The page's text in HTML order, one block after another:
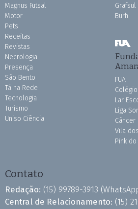
Magnus Futsal
Motor
Pets
Receitas
Revistas
Necrologia
Presença
São Bento
Tá na Rede
Tecnologia
Turismo
Uniso Ciência
Grafsul
Burh
FUA
Lar
Liga
Câncer
Vila
Pink do
Contato
Redação: (15) 99789-3913
Central de Relacionamento: (15)